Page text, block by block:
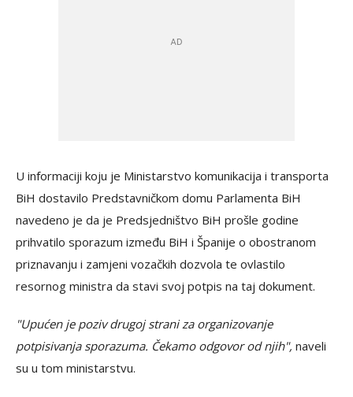
U informaciji koju je Ministarstvo komunikacija i transporta
BiH dostavilo Predstavničkom domu Parlamenta BiH
navedeno je da je Predsjedništvo BiH prošle godine
prihvatilo sporazum između BiH i Španije o obostranom
priznavanju i zamjeni vozačkih dozvola te ovlastilo
resornog ministra da stavi svoj potpis na taj dokument.
"Upućen je poziv drugoj strani za organizovanje
potpisivanja sporazuma. Čekamo odgovor od njih", naveli
su u tom ministarstvu.